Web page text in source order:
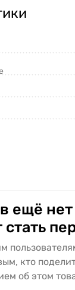
ещё
кто
об этом